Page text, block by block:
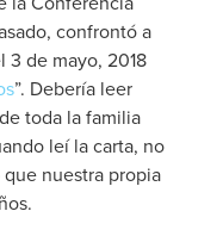
confrontó a
3 de mayo, 2018
”. Debería leer
toda la familia
leí la carta, no
nuestra propia